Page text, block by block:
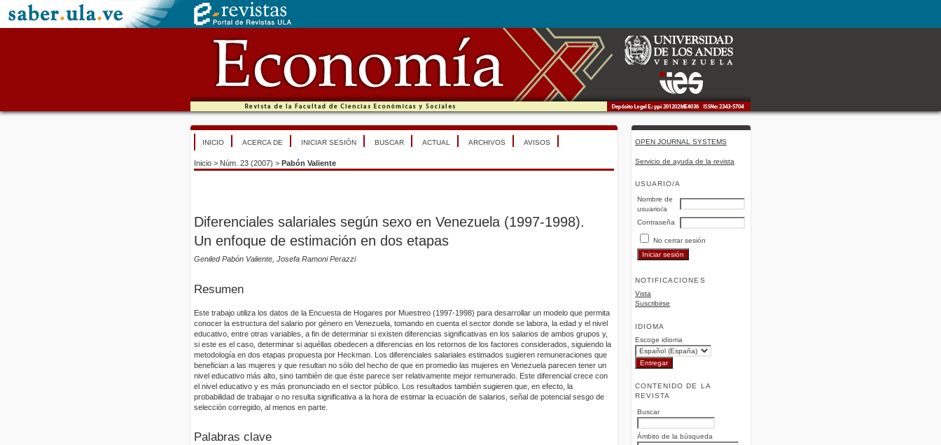
OPEN JOURNAL SYSTEMS
Servicio de ayuda de la revista
USUARIO/A
Nombre de
usuario/a
Contraseña
No cerrar sesión
NOTIFICACIONES
Vista
Suscribirse
IDIOMA
Escoge idioma
CONTENIDO DE LA
REVISTA
Buscar
Ámbito de la búsqueda
INICIO ACERCA DE INICIAR SESIÓN BUSCAR ACTUAL ARCHIVOS AVISOS
Inicio > Núm. 23 (2007) > Pabón Valiente
Diferenciales salariales según sexo en Venezuela (1997-1998).
Un enfoque de estimación en dos etapas
Geniled Pabón Valiente, Josefa Ramoni Perazzi
Resumen
Este trabajo utiliza los datos de la Encuesta de Hogares por Muestreo (1997-1998) para desarrollar un modelo que permita
conocer la estructura del salario por género en Venezuela, tomando en cuenta el sector donde se labora, la edad y el nivel
educativo, entre otras variables, a fin de determinar si existen diferencias significativas en los salarios de ambos grupos y,
si este es el caso, determinar si aquéllas obedecen a diferencias en los retornos de los factores considerados, siguiendo la
metodología en dos etapas propuesta por Heckman. Los diferenciales salariales estimados sugieren remuneraciones que
benefician a las mujeres y que resultan no sólo del hecho de que en promedio las mujeres en Venezuela parecen tener un
nivel educativo más alto, sino también de que éste parece ser relativamente mejor remunerado. Este diferencial crece con
el nivel educativo y es más pronunciado en el sector público. Los resultados también sugieren que, en efecto, la
probabilidad de trabajar o no resulta significativa a la hora de estimar la ecuación de salarios, señal de potencial sesgo de
selección corregido, al menos en parte.
Palabras clave